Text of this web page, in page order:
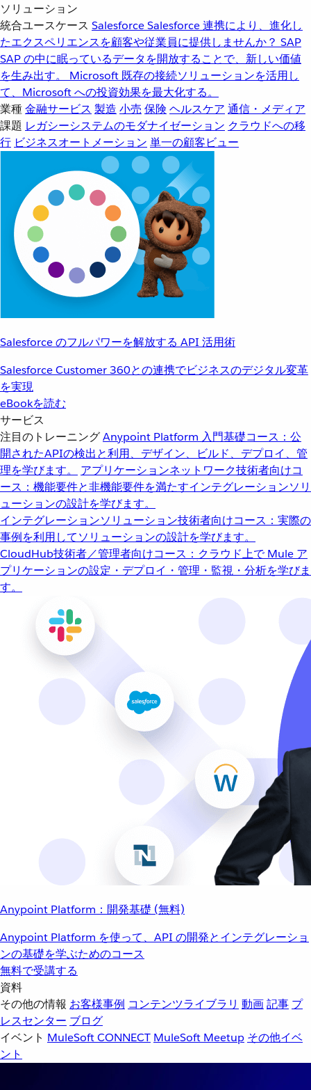
ソリューション
統合ユースケース SalesforceSalesforce 連携により、進化し
たエクスペリエンスを顧客や従業員に提供しませんか？ SAP
SAP の中に眠っているデータを開放することで、新しい価値
を生み出す。
Microsoft 既存の接続ソリューションを活用し
て、Microsoft への投資効果を最大化する。
業種金融サービス 製造 小売 保険 ヘルスケア 通信・メディア
課題 レガシーシステムのモダナイゼーション クラウドへの移
行 ビジネスオートメーション 単一の顧客ビュー
Salesforce のフルパワーを解放する API 活用術
Salesforce Customer 360との連携でビジネスのデジタル変革
を実現
eBookを読む
サービス
注目のトレーニングAnypoint Platform 入門基礎コース：公
開されたAPIの検出と利用、デザイン、ビルド、デプロイ、管
理を学びます。
アプリケーションネットワーク技術者向けコ
ース：機能要件と非機能要件を満たすインテグレーションソリ
ューションの設計を学びます。
インテグレーションソリューション技術者向けコース：実際の
事例を利用してソリューションの設計を学びます。
CloudHub技術者／管理者向けコース：クラウド上で Mule ア
プリケーションの設定・デプロイ・管理・監視・分析を学びま
す。
Anypoint Platform：開発基礎 (無料)
Anypoint Platform を使って、API の開発とインテグレーショ
ンの基礎を学ぶためのコース
無料で受講する
資料
その他の情報 お客様事例 コンテンツライブラリ 動画記事 プ
レスセンター ブログ
イベント MuleSoft CONNECT MuleSoft Meetup その他イベ
ント